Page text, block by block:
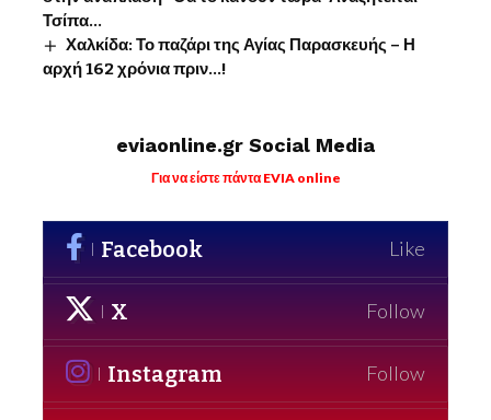
Τσίπα…
Χαλκίδα: Το παζάρι της Αγίας Παρασκευής – Η
αρχή 162 χρόνια πριν…!
eviaonline.gr Social Media
Για να είστε πάντα EVIA online
Facebook Like
X Follow
Instagram Follow